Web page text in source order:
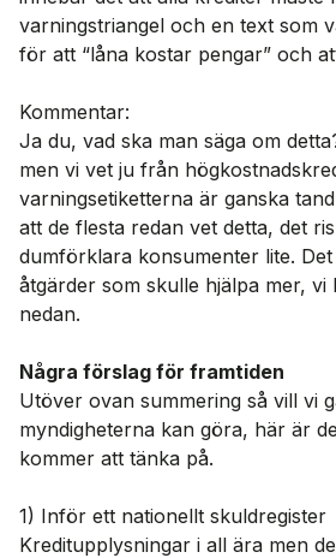
varningstriangel och en text som
för att “låna kostar pengar” och
Kommentar:
Ja du, vad ska man säga om
men vi vet ju från
varningsetiketterna är ganska
att de flesta redan vet detta, det
dumförklara konsumenter lite.
åtgärder som skulle hjälpa mer, vi
nedan.
Några förslag för framtiden
Utöver ovan summering så vill vi
myndigheterna kan göra, här är
kommer att tänka på.
1) Inför ett nationellt skuldregister
Kreditupplysningar i all ära men